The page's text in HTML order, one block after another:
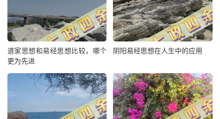
道家思想和易经思想比较，哪个
更为先进
阴阳易经思想在人生中的应用